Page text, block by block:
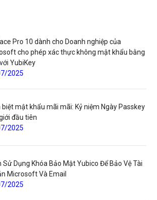
Pro 10 dành cho Doanh nghiệp của
cho phép xác thực không mật khẩu bằng
với YubiKey
2025
mật khẩu mãi mãi: Kỷ niệm Ngày Passkey
đầu tiên
2025
Sử Dụng Khóa Bảo Mật Yubico Để Bảo Vệ Tài
Microsoft Và Email
2025